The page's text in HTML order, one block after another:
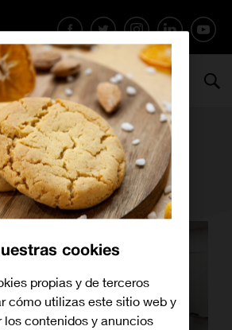
la etiquetaaula
cookies
propias y de terceros
cómo utilizas este sitio web y
los contenidos y anuncios